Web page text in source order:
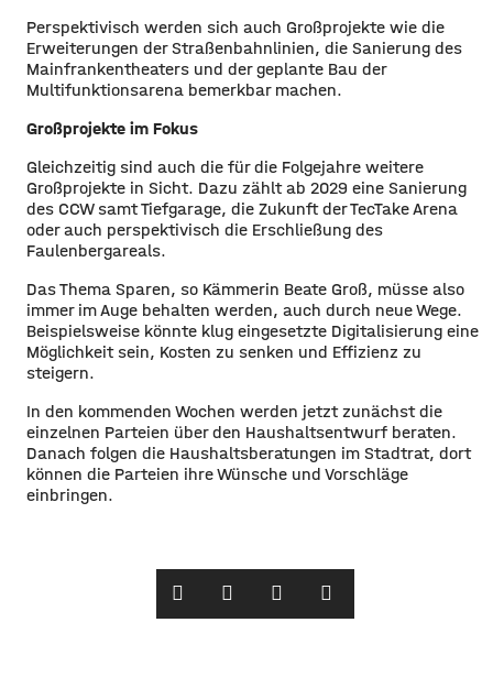
Perspektivisch werden sich auch Großprojekte wie die
Erweiterungen der Straßenbahnlinien, die Sanierung des
Mainfrankentheaters und der geplante Bau der
Multifunktionsarena bemerkbar machen.
Großprojekte im Fokus
Gleichzeitig sind auch die für die Folgejahre weitere
Großprojekte in Sicht. Dazu zählt ab 2029 eine Sanierung
des CCW samt Tiefgarage, die Zukunft der TecTake Arena
oder auch perspektivisch die Erschließung des
Faulenbergareals.
Das Thema Sparen, so Kämmerin Beate Groß, müsse also
immer im Auge behalten werden, auch durch neue Wege.
Beispielsweise könnte klug eingesetzte Digitalisierung eine
Möglichkeit sein, Kosten zu senken und Effizienz zu
steigern.
In den kommenden Wochen werden jetzt zunächst die
einzelnen Parteien über den Haushaltsentwurf beraten.
Danach folgen die Haushaltsberatungen im Stadtrat, dort
können die Parteien ihre Wünsche und Vorschläge
einbringen.